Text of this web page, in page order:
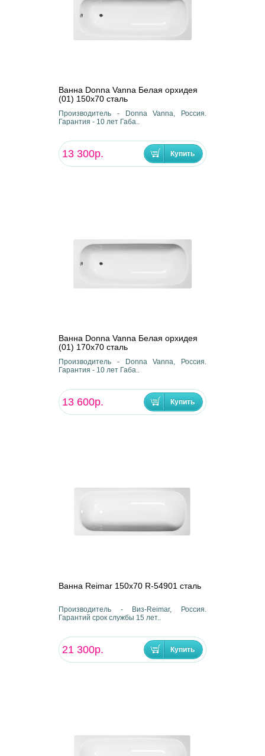
Ванна Donna Vanna Белая орхидея
(01) 150x70 сталь
Производитель - Donna Vanna, Россия.
Гарантия - 10 лет Габа..
13 300р.
Ванна Donna Vanna Белая орхидея
(01) 170x70 сталь
Производитель - Donna Vanna, Россия.
Гарантия - 10 лет Габа..
13 600р.
Ванна Reimar 150х70 R-54901 сталь
Производитель - Виз-Reimar, Россия.
Гарантий срок службы 15 лет..
21 300р.